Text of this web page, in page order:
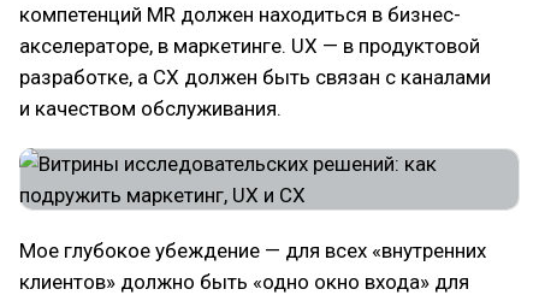
компетенций MR должен находиться в бизнес-
акселераторе, в маркетинге. UX — в продуктовой
разработке, а CX должен быть связан с каналами
и качеством обслуживания.
Мое глубокое убеждение — для всех «внутренних
клиентов» должно быть «одно окно входа» для